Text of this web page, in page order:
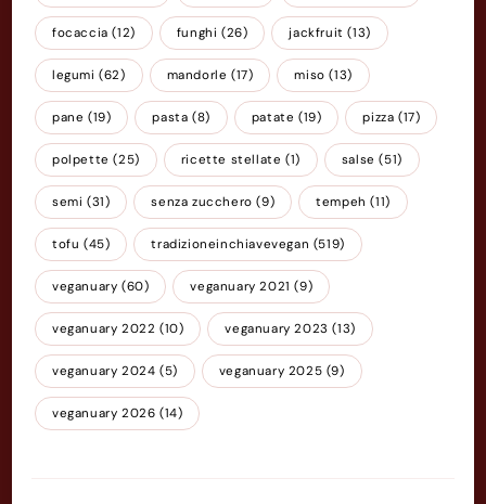
focaccia (12) funghi (26) jackfruit (13)
legumi (62) mandorle (17) miso (13)
pane (19) pasta (8) patate (19) pizza (17)
polpette (25) ricette stellate (1) salse (51)
semi (31) senza zucchero (9) tempeh (11)
tofu (45) tradizioneinchiavevegan (519)
veganuary (60) veganuary 2021 (9)
veganuary 2022 (10) veganuary 2023 (13)
veganuary 2024 (5) veganuary 2025 (9)
veganuary 2026 (14)